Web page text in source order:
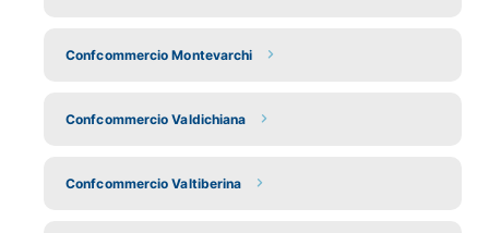
Confcommercio Montevarchi
Confcommercio Valdichiana
Confcommercio Valtiberina